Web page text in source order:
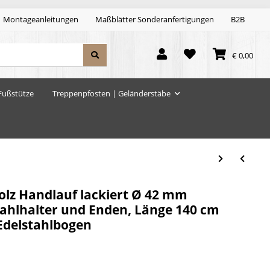
Montageanleitungen Maßblätter Sonderanfertigungen B2B
€ 0,00
Treppenpfosten | Geländerstäbe
Handlauf lackiert Ø 42 mm
und Enden, Länge 140 cm